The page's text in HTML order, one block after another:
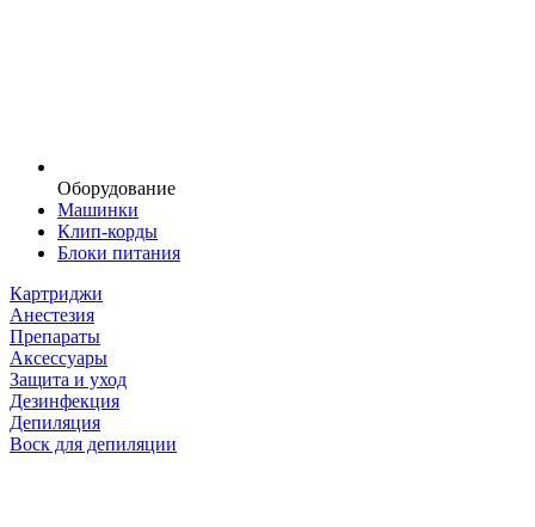
Оборудование
Машинки
Клип-корды
Блоки питания
Картриджи
Анестезия
Препараты
Аксессуары
Защита и уход
Дезинфекция
Депиляция
Воск для депиляции